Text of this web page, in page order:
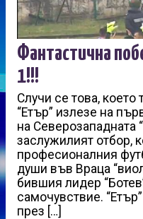
Фантастична
1!!!
Случи се това,
“Етър” излезе на
на Северозападната
заслужилият отбор,
професионалния
души във Враца
бившия лидер
самочувствие.
през […]